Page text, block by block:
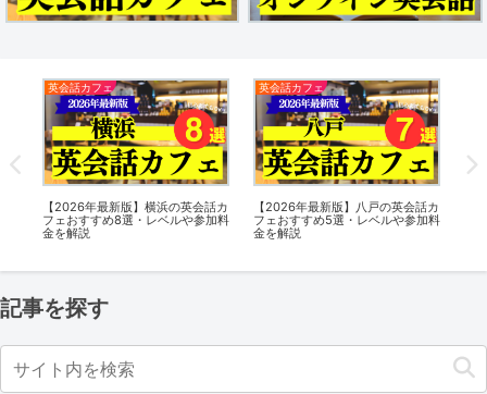
版】八戸の英会話カ
選・レベルや参加料
英会話カフェ
【2026年最新版】大阪の英会話カ
フェおすすめ11選・レベルや参加
英会話カフェ
【2026年最新版】西新
カフェおすすめ11選・レ
記事を探す